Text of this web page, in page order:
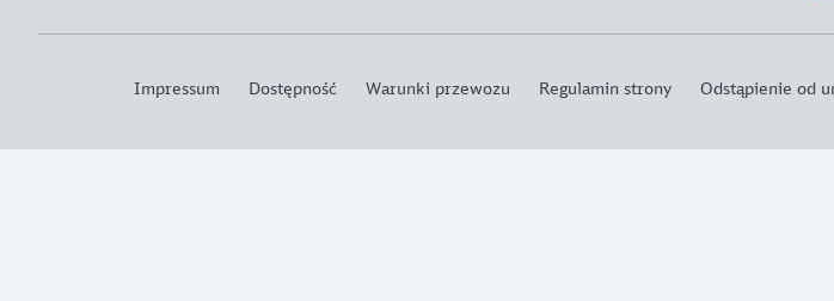
Impressum Dostępność Warunki przewozu Regulamin strony Odstąpienie od